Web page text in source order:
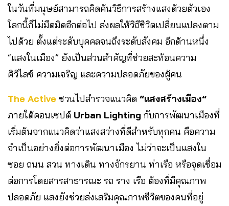
ในวันที่มนุษย์สามารถคิดค้นวิธีการสร้างแสงด้วยตัวเอง
โลกนี้ก็ไม่มืดมิดอีกต่อไป ส่งผลให้วิถีชีวิตเปลี่ยนแปลงตาม
ไปด้วย ตั้งแต่ระดับบุคคลจนถึงระดับสังคม อีกด้านหนึ่ง
“แสงในเมือง” ยังเป็นส่วนสำคัญที่ช่วยสะท้อนความ
ศิวิไลซ์ ความเจริญ และความปลอดภัยของผู้คน
The Active ชวนไปสำรวจแนวคิด “แสงสร้างเมือง”
ภายใต้คอนเซปต์ Urban Lighting กับการพัฒนาเมืองที่
เริ่มต้นจากแนวคิดว่าแสงสว่างที่ดีสำหรับทุกคน คือความ
จำเป็นอย่างยิ่งต่อการพัฒนาเมือง ไม่ว่าจะเป็นแสงใน
ซอย ถนน สวน ทางเดิน ทางจักรยาน ท่าเรือ หรือจุดเชื่อม
ต่อการโดยสารสาธารณะ รถ ราง เรือ ต้องที่มีคุณภาพ
ปลอดภัย แสงยังช่วยส่งเสริมคุณภาพชีวิตของคนที่อยู่